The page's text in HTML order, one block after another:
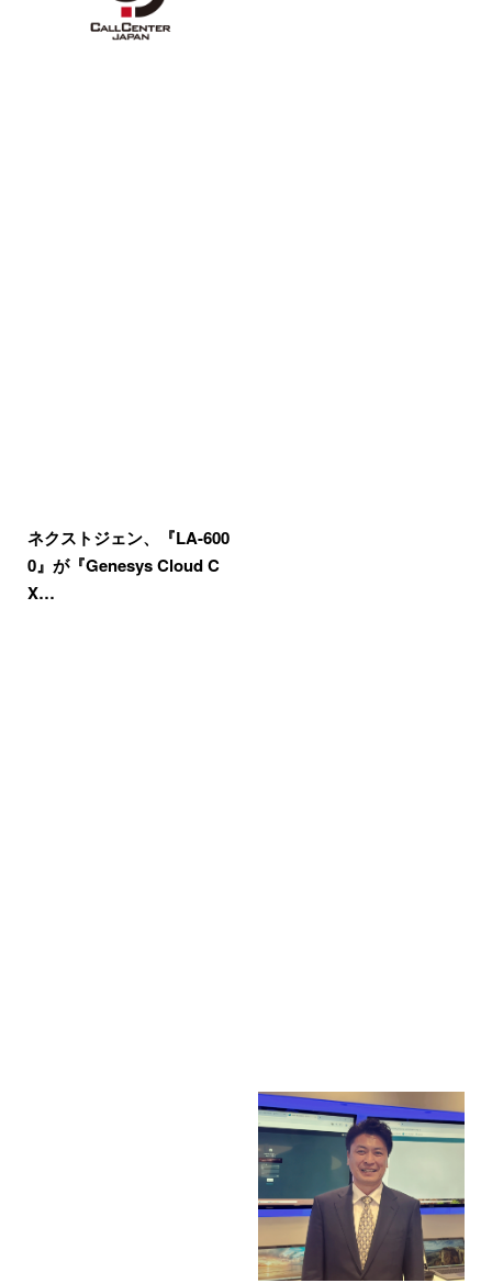
ネクストジェン、『LA-600
0』が『Genesys Cloud C
X…